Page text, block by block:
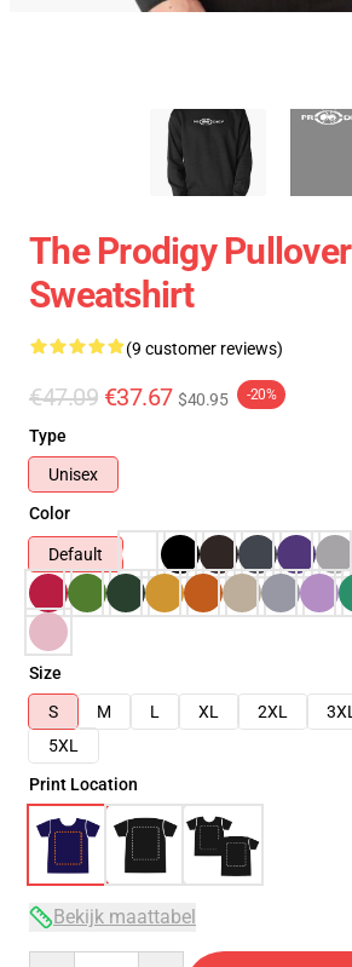
The Prodigy Pullover
Sweatshirt
(9 customer reviews)
€47.09 €37.67 $40.95 -20%
Type
Unisex
Color
Default
Size
S
M L XL 2XL 3XL
5XL
Print Location
Bekijk maattabel